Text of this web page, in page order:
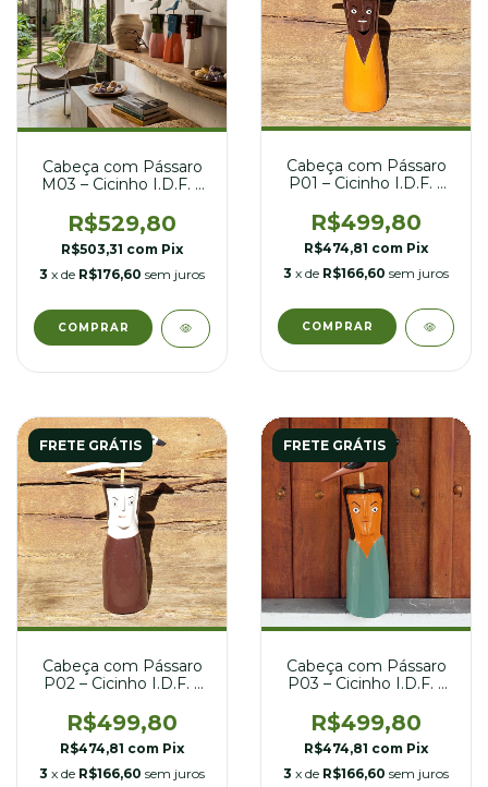
Cabeça com Pássaro
M03 – Cicinho I.D.F. –
R$529,80
R$503,31 com Pix
3 x de R$176,60 sem juros
Cabeça com Pássaro
P01 – Cicinho I.D.F. –
R$499,80
R$474,81 com Pix
3 x de R$166,60 sem juros
FRETE GRÁTIS
Cabeça com Pássaro
P02 – Cicinho I.D.F. –
R$499,80
R$474,81 com Pix
3 x de R$166,60 sem juros
FRETE GRÁTIS
Cabeça com Pássaro
P03 – Cicinho I.D.F. –
R$499,80
R$474,81 com Pix
3 x de R$166,60 sem juros